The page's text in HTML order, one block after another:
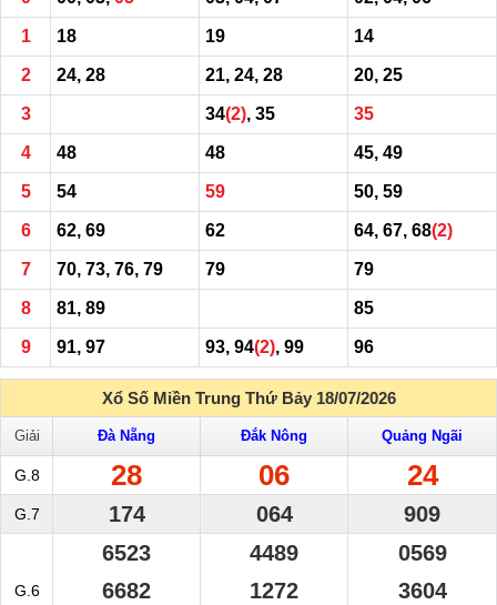
1 18 19 14
2 24, 28 21, 24, 28 20, 25
3 34(2), 35 35
4 48 48 45, 49
5 54 59 50, 59
6 62, 69 62 64, 67, 68(2)
7 70, 73, 76, 79 79 79
8 81, 89 85
9 91, 97 93, 94(2), 99 96
Xổ Số Miền Trung Thứ Bảy 18/07/2026
Giải Đà Nẵng Đắk Nông Quảng Ngãi
G.8 28 06 24
G.7 174 064 909
G.6
6523
6682
4489
1272
0569
3604